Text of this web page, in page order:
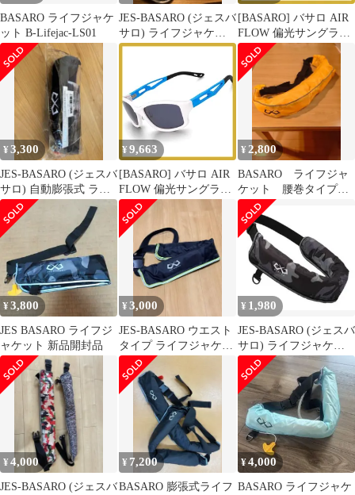
BASARO ライフジャケ
ット B-Lifejac-LS01
JES-BASARO (ジェスバ
サロ) ライフジャケッ
ト 救命胴衣 手動膨張式
[BASARO] バサロ AIR
FLOW 偏光サングラス
サングラス 釣り メンズ
レディース 運転用 軽量
B-Lifeglass-Flow01サイ
ズ:フリー (ホワイトナ
イト) 1
¥3,300
JES-BASARO (ジェスバ
サロ) 自動膨張式 ライ
フジャケット ブラッ
ク
¥ 9,663
[BASARO] バサロ AIR
FLOW 偏光サングラス
サングラス 釣り メンズ
レディース 運転用 軽量
B-Lifeglass-Flow01サイ
ズ:フリー (ブルーサウ
ンド) 1
¥ 2,800
BASARO ライフジャ
ケット 腰巻タイプ
手動膨張式 イエロー
¥3,800
JES BASARO ライフジ
ャケット 新品開封品
¥3,000
JES-BASARO ウエスト
タイプ ライフジャケッ
ト
¥ 1,980
JES-BASARO (ジェスバ
サロ) ライフジャケッ
ト
¥4,000
JES-BASARO (ジェスバ
¥ 7,200
BASARO 膨張式ライフ
¥4,000
BASARO ライフジャケ